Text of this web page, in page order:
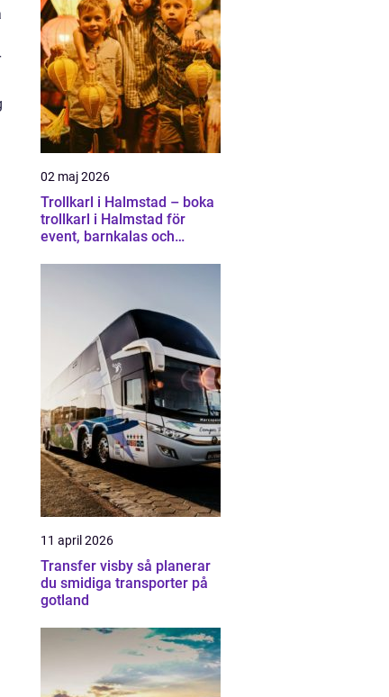
02 maj 2026
Trollkarl i Halmstad – boka
trollkarl i Halmstad för
event, barnkalas och
11 april 2026
Transfer visby så planerar
du smidiga transporter på
gotland